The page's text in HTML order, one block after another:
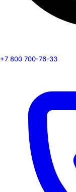
+7 800 700-76-33